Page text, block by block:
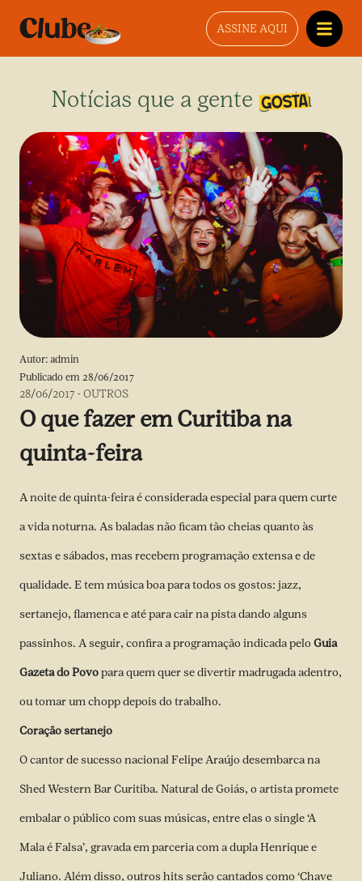
ASSINE AQUI
Notícias que a gente gosta
Autor: admin
Publicado em 28/06/2017
28/06/2017 -OUTROS
O que fazer em Curitiba na
quinta-feira
A noite de quinta-feira é considerada especial para quem curte
a vida noturna. As baladas não ficam tão cheias quanto às
sextas e sábados, mas recebem programação extensa e de
qualidade. E tem música boa para todos os gostos: jazz,
sertanejo, flamenca e até para cair na pista dando alguns
passinhos. A seguir, confira a programação indicada peloGuia
Gazeta do Povopara quem quer se divertir madrugada adentro,
ou tomar um chopp depois do trabalho.
Coração sertanejo
O cantor de sucesso nacional Felipe Araújo desembarca na
Shed Western Bar Curitiba. Natural de Goiás, o artista promete
embalar o público com suas músicas, entre elas o single ‘A
Mala é Falsa’, gravada em parceria com a dupla Henrique e
Juliano. Além disso, outros hits serão cantados como ‘Chave